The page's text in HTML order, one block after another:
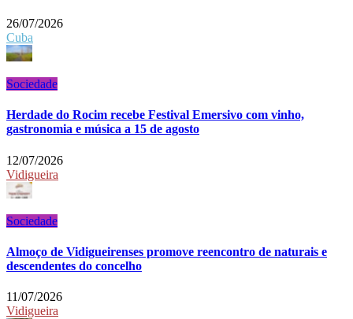
26/07/2026
Cuba
Sociedade
Herdade do Rocim recebe Festival Emersivo com vinho,
gastronomia e música a 15 de agosto
12/07/2026
Vidigueira
Sociedade
Almoço de Vidigueirenses promove reencontro de naturais e
descendentes do concelho
11/07/2026
Vidigueira